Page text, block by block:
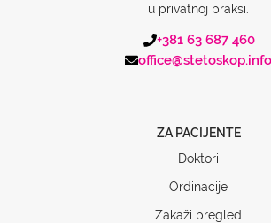
u privatnoj praksi.
+381 63 687 460
office@stetoskop.info
ZA PACIJENTE
Doktori
Ordinacije
Zakaži pregled